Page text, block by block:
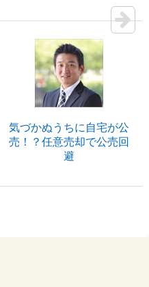
気づかぬうちに自宅が公
売！？任意売却で公売回
避